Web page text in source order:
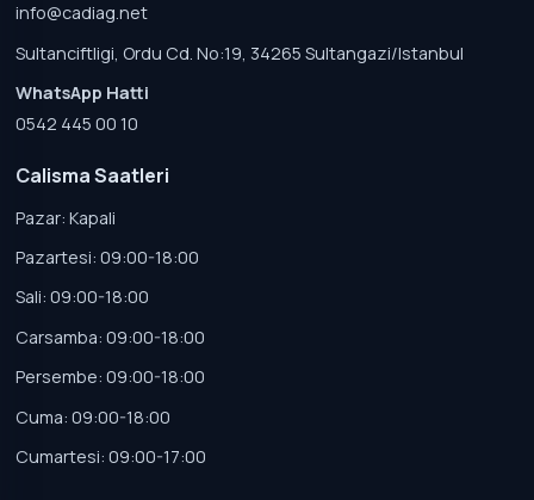
info@cadiag.net
Sultanciftligi, Ordu Cd. No:19, 34265 Sultangazi/Istanbul
WhatsApp Hatti
0542 445 00 10
Calisma Saatleri
Pazar: Kapali
Pazartesi: 09:00-18:00
Sali: 09:00-18:00
Carsamba: 09:00-18:00
Persembe: 09:00-18:00
Cuma: 09:00-18:00
Cumartesi: 09:00-17:00